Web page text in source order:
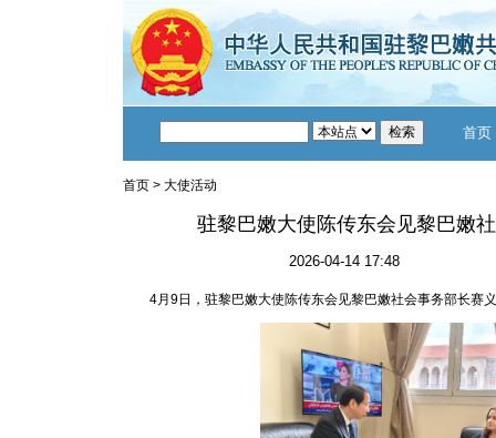
首页
首页 > 大使活动
驻黎巴嫩大使陈传东会见黎巴嫩
2026-04-14 17:48
4月9日，驻黎巴嫩大使陈传东会见黎巴嫩社会事务部长赛